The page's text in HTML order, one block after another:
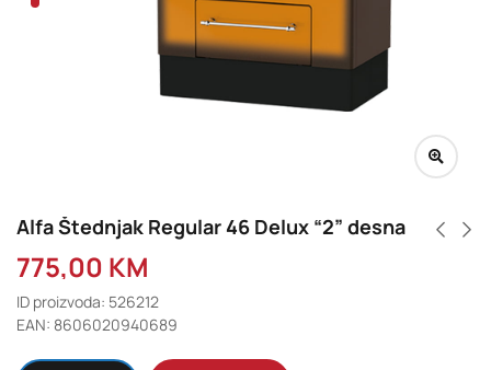
Alfa Štednjak Regular 46 Delux “2” desna
775,00 KM
ID proizvoda: 526212
EAN: 8606020940689